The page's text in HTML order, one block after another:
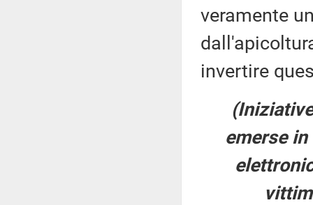
veramente
invertire
emerse